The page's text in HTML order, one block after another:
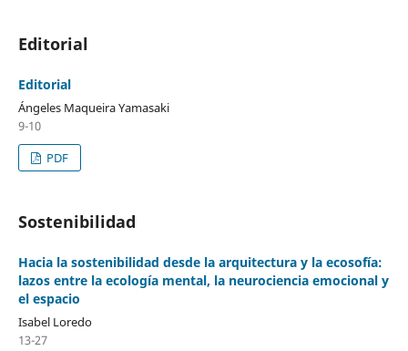
Editorial
Editorial
Ángeles Maqueira Yamasaki
9-10
PDF
Sostenibilidad
Hacia la sostenibilidad desde la arquitectura y la ecosofía:
lazos entre la ecología mental, la neurociencia emocional y
el espacio
Isabel Loredo
13-27